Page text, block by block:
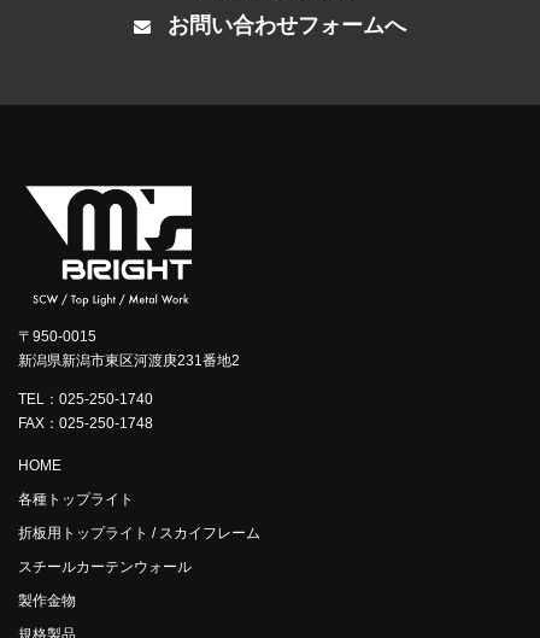
お問い合わせフォームへ
〒950-0015
新潟県新潟市東区河渡庚231番地2
TEL：025-250-1740
FAX：025-250-1748
HOME
各種トップライト
折板用トップライト / スカイフレーム
スチールカーテンウォール
製作金物